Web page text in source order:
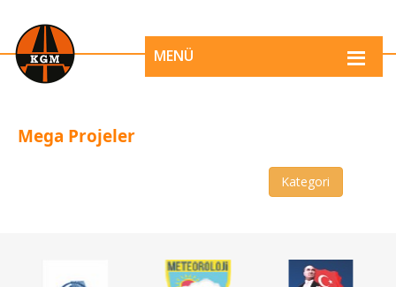
MENÜ
Mega Projeler
Kategori